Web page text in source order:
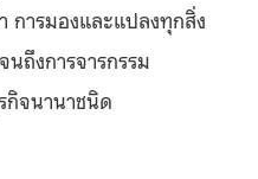
การมองและแปลงทุกสิ่ง
นถึงการจารกรรม
กิจนานาชนิด